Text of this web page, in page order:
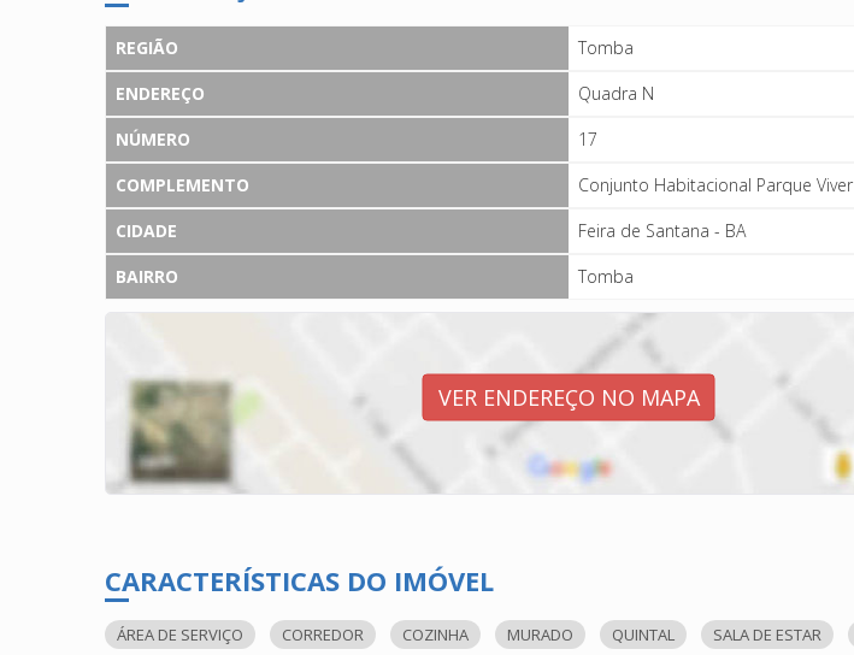
REGIÃO
Tomba
ENDEREÇO
Quadra N
NÚMERO
17
COMPLEMENTO
Conjunto Habitacional Parque Viver
CIDADE
Feira de Santana - BA
BAIRRO
Tomba
VER ENDEREÇO NO MAPA
CARACTERÍSTICAS DO IMÓVEL
ÁREA DE SERVIÇO CORREDOR COZINHA MURADO QUINTAL SALA DE ESTAR